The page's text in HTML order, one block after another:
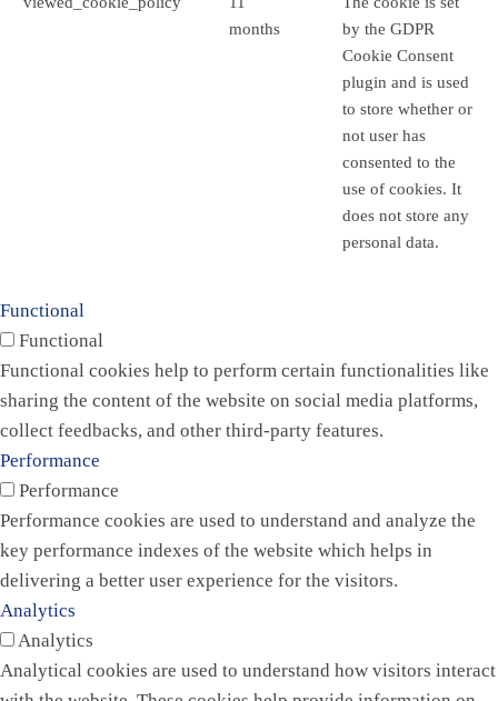
months
by the GDPR
Cookie Consent
plugin and is used
to store whether or
not user has
consented to the
use of cookies. It
does not store any
personal data.
Functional
Functional
Functional cookies help to perform certain functionalities like
sharing the content of the website on social media platforms,
collect feedbacks, and other third-party features.
Performance
Performance
Performance cookies are used to understand and analyze the
key performance indexes of the website which helps in
delivering a better user experience for the visitors.
Analytics
Analytics
Analytical cookies are used to understand how visitors interact